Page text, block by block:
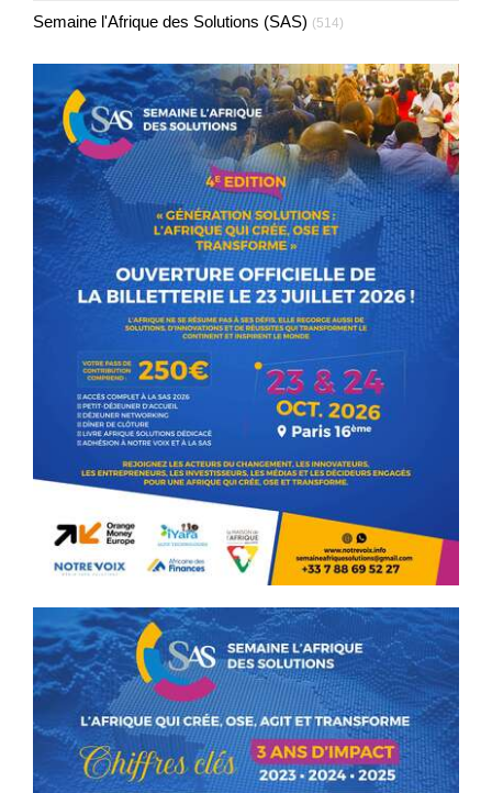
Semaine l'Afrique des Solutions (SAS) (514)